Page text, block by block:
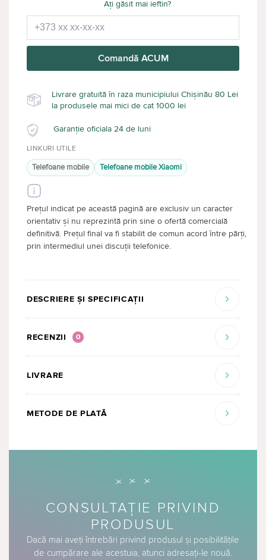
Ați găsit mai ieftin?
Comandă ACUM
Livrare gratuită în raza municipiului Chișinău 80 Lei
la produsele mai mici de cat 1000 lei
Garanție oficiala 24 de luni
LINKURI UTILE
Telefoane mobile Telefoane mobile Xiaomi
Prețul indicat pe această pagină are exclusiv un caracter
orientativ și nu reprezintă prin sine o ofertă comercială
definitivă. Prețul final va fi stabilit de comun acord între părți,
prin intermediul unei discuții telefonice.
DESCRIERE ȘI SPECIFICAȚII
RECENZII 0
LIVRARE
METODE DE PLATĂ
CONSULTAȚIE PRIVIND
PRODUSUL
Dacă mai aveți întrebări privind produsul și posibilitățile
de cumpărare ale acestuia, atunci adresați-le nouă.